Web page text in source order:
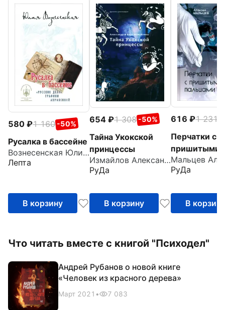
580 1 160 -50%
Русалка в бассейне
Вознесенская Юлия Николаевна
Лепта
В корзину
654 1 308 -50%
Тайна Укокской
принцессы
Измайлов Александр
РуДа
В корзину
616 1 231
Перчатки с
пришитыми
пальцами
РуДа
В корзину
Что читать вместе с книгой "Психодел"
Андрей Рубанов о новой книге
«Человек из красного дерева»
Март 2021 • 7 083